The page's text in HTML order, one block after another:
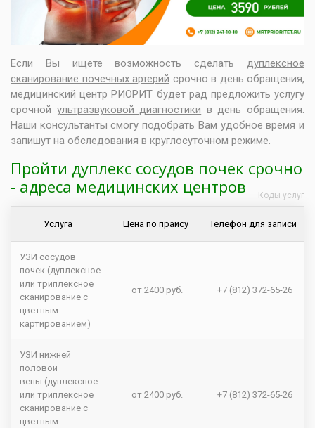
Если Вы ищете возможность сделать дуплексное
сканирование почечных артерий срочно в день обращения,
медицинский центр РИОРИТ будет рад предложить услугу
срочной ультразвуковой диагностики в день обращения.
Наши консультанты смогу подобрать Вам удобное время и
запишут на обследования в круглосуточном режиме.
Пройти дуплекс сосудов почек срочно
- адреса медицинских центров
Услуга Цена по прайсу Телефон для записи
УЗИ сосудов
почек (дуплексное
или триплексное
сканирование с
цветным
картированием)
от 2400 руб. +7 (812) 372-65-26
УЗИ нижней
половой
вены (дуплексное
или триплексное
сканирование с
цветным
от 2400 руб. +7 (812) 372-65-26
Коды услуг